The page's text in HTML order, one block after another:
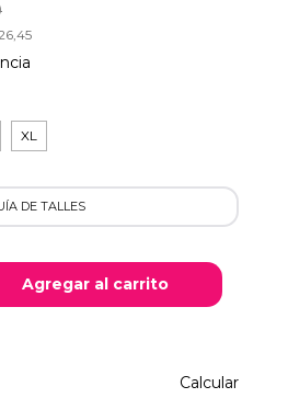
XL
DE TALLES
Calcular